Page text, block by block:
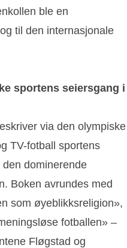
ble en
til den internasjonale
sportens seiersgang i
via den olympiske
TV-fotball sportens
dominerende
Boken avrundes med
som øyeblikksreligion»,
fotballen» –
Fløgstad og